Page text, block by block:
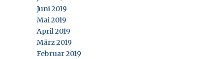
Juni 2019
Mai 2019
April 2019
März 2019
Februar 2019